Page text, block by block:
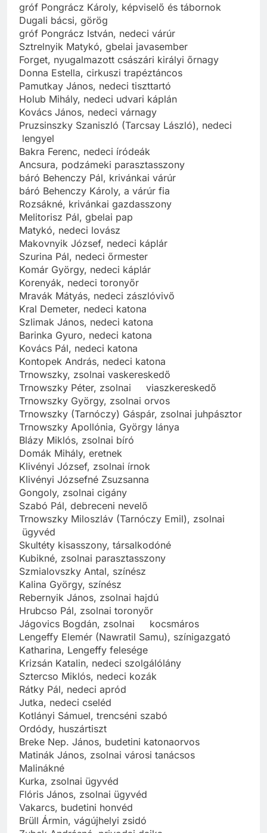
gróf Pongrácz Károly, képviselő és tábornok
Dugali bácsi, görög
gróf Pongrácz István, nedeci várúr
Sztrelnyik Matykó, gbelai javasember
Forget, nyugalmazott császári királyi őrnagy
Donna Estella, cirkuszi trapéztáncos
Pamutkay János, nedeci tiszttartó
Holub Mihály, nedeci udvari káplán
Kovács János, nedeci várnagy
Pruzsinszky Szaniszló (Tarcsay László), nedeci
lengyel
Bakra Ferenc, nedeci íródeák
Ancsura, podzámeki parasztasszony
báró Behenczy Pál, krivánkai várúr
báró Behenczy Károly, a várúr fia
Rozsákné, krivánkai gazdasszony
Melitorisz Pál, gbelai pap
Matykó, nedeci lovász
Makovnyik József, nedeci káplár
Szurina Pál, nedeci őrmester
Komár György, nedeci káplár
Korenyák, nedeci toronyőr
Mravák Mátyás, nedeci zászlóvivő
Kral Demeter, nedeci katona
Szlimak János, nedeci katona
Barinka Gyuro, nedeci katona
Kovács Pál, nedeci katona
Kontopek András, nedeci katona
Trnowszky, zsolnai vaskereskedő
Trnowszky Péter, zsolnai viaszkereskedő
Trnowszky György, zsolnai orvos
Trnowszky (Tarnóczy) Gáspár, zsolnai juhpásztor
Trnowszky Apollónia, György lánya
Blázy Miklós, zsolnai bíró
Domák Mihály, eretnek
Klivényi József, zsolnai írnok
Klivényi Józsefné Zsuzsanna
Gongoly, zsolnai cigány
Szabó Pál, debreceni nevelő
Trnowszky Miloszláv (Tarnóczy Emil), zsolnai
ügyvéd
Skultéty kisasszony, társalkodóné
Kubikné, zsolnai parasztasszony
Szmialovszky Antal, színész
Kalina György, színész
Rebernyik János, zsolnai hajdú
Hrubcso Pál, zsolnai toronyőr
Jágovics Bogdán, zsolnai kocsmáros
Lengeffy Elemér (Nawratil Samu), színigazgató
Katharina, Lengeffy felesége
Krizsán Katalin, nedeci szolgálólány
Sztercso Miklós, nedeci kozák
Rátky Pál, nedeci apród
Jutka, nedeci cseléd
Kotlányi Sámuel, trencséni szabó
Ordódy, huszártiszt
Breke Nep. János, budetini katonaorvos
Matinák János, zsolnai városi tanácsos
Malinákné
Kurka, zsolnai ügyvéd
Flóris János, zsolnai ügyvéd
Vakarcs, budetini honvéd
Brüll Ármin, vágújhelyi zsidó